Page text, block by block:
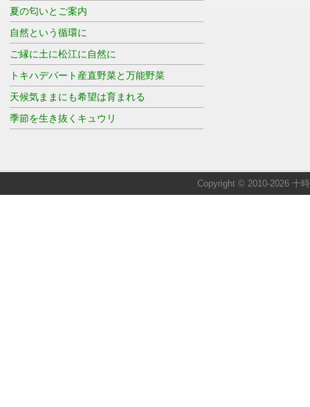
夏の匂いとご案内
自然という循環に
ご縁に土に松江に自然に
トキハデパート産直野菜と万能野菜
天候気ままにも希望は育まれる
季節を生き抜くキュウリ
Copyright © 2010-2026 十